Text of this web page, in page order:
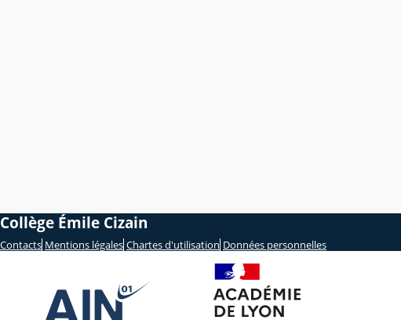
Collège Émile Cizain
Contacts Mentions légales Chartes d'utilisation Données personnelles